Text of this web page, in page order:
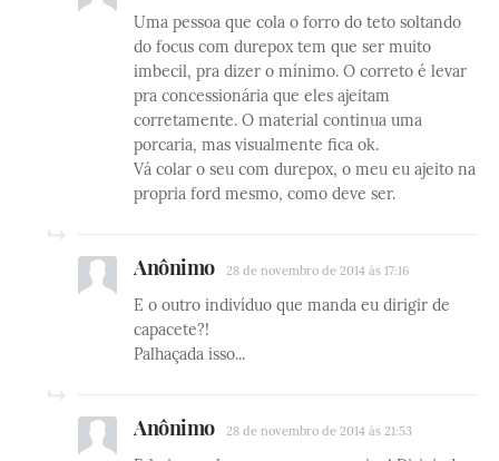
Uma pessoa que cola o forro do teto soltando
do focus com durepox tem que ser muito
imbecil, pra dizer o mínimo. O correto é levar
pra concessionária que eles ajeitam
corretamente. O material continua uma
porcaria, mas visualmente fica ok.
Vá colar o seu com durepox, o meu eu ajeito na
propria ford mesmo, como deve ser.
Anônimo 28 de novembro de 2014 às 17:16
E o outro indivíduo que manda eu dirigir de
capacete?!
Palhaçada isso...
Anônimo 28 de novembro de 2014 às 21:53